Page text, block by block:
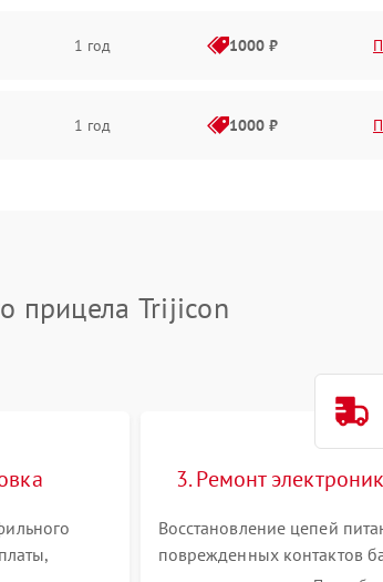
1 год 1000 ₽
1 год 1000 ₽
1000 ₽
прицела Trijicon
3. Ремонт
Восстановление цепей
поврежденных контактов